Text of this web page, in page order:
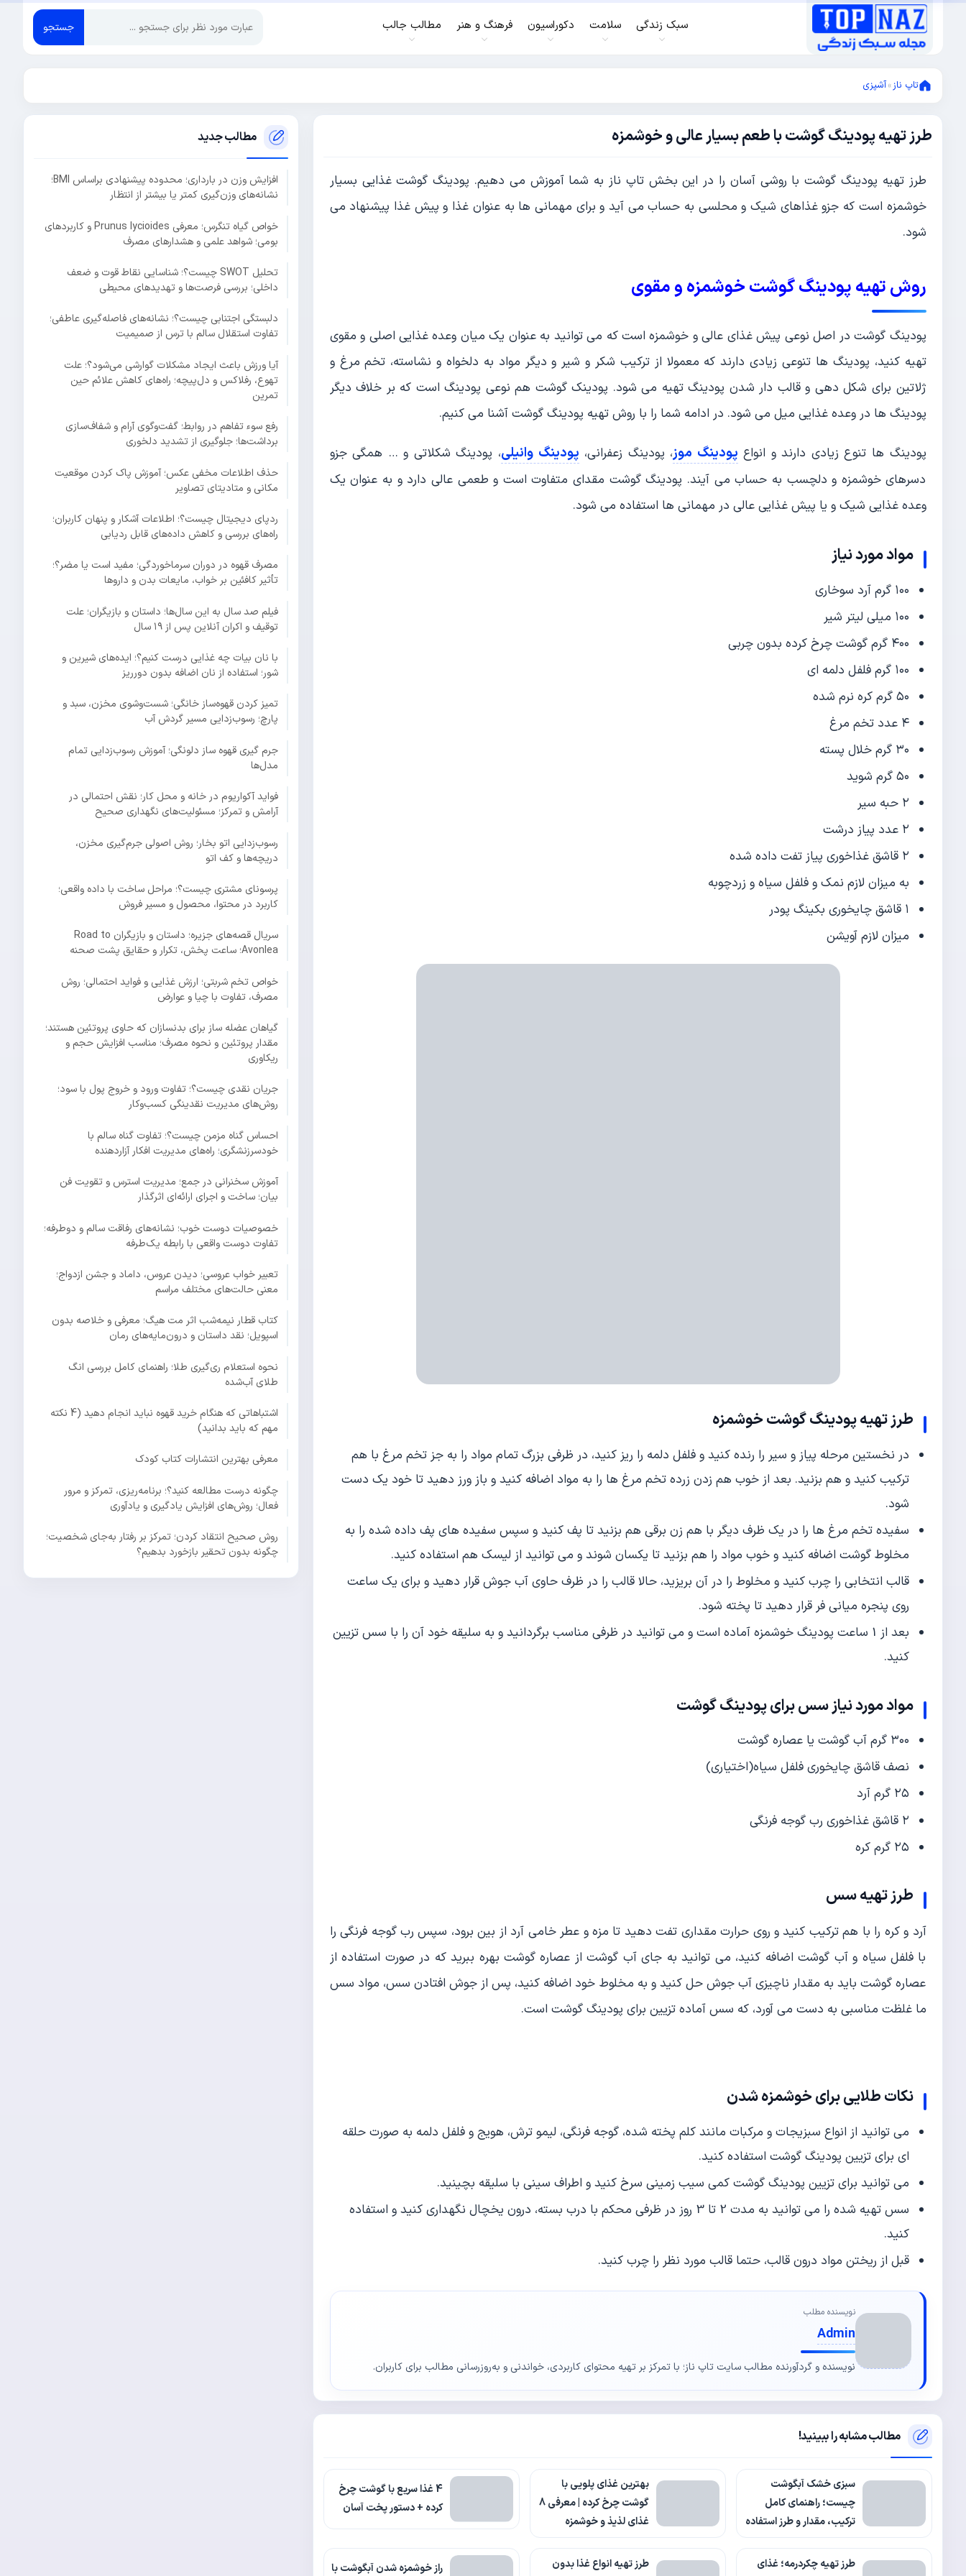
سبک زندگی سلامت دکوراسیون فرهنگ و هنر مطالب جالب جستجو
تاپ ناز»آشپزی
طرز تهیه پودینگ گوشت با طعم بسیار عالی و خوشمزه
می
2022
می
17,
2022
طرز تهیه پودینگ گوشت با روشی آسان را در این بخش تاپ ناز به شما آموزش می دهیم. پودینگ گوشت غذایی بسیار
خوشمزه است که جزو غذاهای شیک و محلسی به حساب می آید و برای مهمانی ها به عنوان غذا و پیش غذا پیشنهاد می
شود.
روش تهیه پودینگ گوشت خوشمزه و مقوی
پودینگ گوشت در اصل نوعی پیش غذای عالی و خوشمزه است که می توانید به عنوان یک میان وعده غذایی اصلی و مقوی
تهیه کنید، پودینگ ها تنوعی زیادی دارند که معمولا از ترکیب شکر و شیر و دیگر مواد به دلخواه و نشاسته، تخم مرغ و
ژلاتین برای شکل دهی و قالب دار شدن پودینگ تهیه می شود. پودینک گوشت هم نوعی پودینگ است که بر خلاف دیگر
پودینگ ها در وعده غذایی میل می شود. در ادامه شما را با روش تهیه پودینگ گوشت آشنا می کنیم.
پودینگ ها تنوع زیادی دارند و انواع پودینگ موز، پودینگ زعفرانی، پودینگ وانیلی، پودینگ شکلاتی و … همگی جزو
دسرهای خوشمزه و دلچسب به حساب می آیند. پودینگ گوشت مقدای متفاوت است و طعمی عالی دارد و به عنوان یک
وعده غذایی شیک و یا پیش غذایی عالی در مهمانی ها استفاده می شود.
مواد مورد نیاز
۱۰۰ گرم آرد سوخاری
۱۰۰ میلی لیتر شیر
۴۰۰ گرم گوشت چرخ کرده بدون چربی
۱۰۰ گرم فلفل دلمه ای
۵۰ گرم کره نرم شده
۴ عدد تخم مرغ
۳۰ گرم خلال پسته
۵۰ گرم شوید
۲ حبه سیر
۲ عدد پیاز درشت
۲ قاشق غذاخوری پیاز تفت داده شده
به میزان لازم نمک و فلفل سیاه و زردچوبه
۱ قاشق چایخوری بکینگ پودر
میزان لازم آویشن
طرز تهیه پودینگ گوشت خوشمزه
در نخستین مرحله پیاز و سیر را رنده کنید و فلفل دلمه را ریز کنید، در ظرفی بزرگ تمام مواد را به جز تخم مرغ با هم
ترکیب کنید و هم بزنید. بعد از خوب هم زدن زرده تخم مرغ ها را به مواد اضافه کنید و باز ورز دهید تا خود یک دست
شود.
سفیده تخم مرغ ها را در یک ظرف دیگر با هم زن برقی هم بزنید تا پف کنید و سپس سفیده های پف داده شده را به
مخلوط گوشت اضافه کنید و خوب مواد را هم بزنید تا یکسان شوند و می توانید از لیسک هم استفاده کنید.
قالب انتخابی را چرب کنید و مخلوط را در آن بریزید، حالا قالب را در ظرف حاوی آب جوش قرار دهید و برای یک ساعت
روی پنجره میانی فر قرار دهید تا پخته شود.
بعد از 1 ساعت پودینگ خوشمزه آماده است و می توانید در ظرفی مناسب برگردانید و به سلیقه خود آن را با سس تزیین
کنید.
مواد مورد نیاز سس برای پودینگ گوشت
۳۰۰ گرم آب گوشت یا عصاره گوشت
نصف قاشق چایخوری فلفل سیاه(اختیاری)
۲۵ گرم آرد
۲ قاشق غذاخوری رب گوجه فرنگی
۲۵ گرم کره
طرز تهیه سس
آرد و کره را با هم ترکیب کنید و روی حرارت مقداری تفت دهید تا مزه و عطر خامی آرد از بین برود، سپس رب گوجه فرنگی را
با فلفل سیاه و آب گوشت اضافه کنید، می توانید به جای آب گوشت از عصاره گوشت بهره ببرید که در صورت استفاده از
عصاره گوشت باید به مقدار ناچیزی آب جوش حل کنید و به مخلوط خود اضافه کنید، پس از جوش افتادن سس، مواد سس
ما غلظت مناسبی به دست می آورد، که سس آماده تزیین برای پودینگ گوشت است.
نکات طلایی برای خوشمزه شدن
می توانید از انواع سبزیجات و مرکبات مانند کلم پخته شده، گوجه فرنگی، لیمو ترش، هویج و فلفل دلمه به صورت حلقه
ای برای تزیین پودینگ گوشت استفاده کنید.
می توانید برای تزیین پودینگ گوشت کمی سیب زمینی سرخ کنید و اطراف سینی با سلیقه بچینید.
سس تهیه شده را می توانید به مدت 2 تا 3 روز در ظرفی محکم با درب بسته، درون یخچال نگهداری کنید و استفاده
کنید.
قبل از ریختن مواد درون قالب، حتما قالب مورد نظر را چرب کنید.
نویسنده مطلب
Admin
نویسنده و گردآورنده مطالب سایت تاپ ناز؛ با تمرکز بر تهیه محتوای کاربردی، خواندنی و به‌روزرسانی مطالب برای کاربران.
مطالب مشابه را ببینید!
سبزی خشک آبگوشت
چیست؛ راهنمای کامل
ترکیب، مقدار و طرز استفاده
بهترین غذای پلویی با
گوشت چرخ کرده | معرفی 8
غذای لذیذ و خوشمزه
4 غذا سریع با گوشت چرخ
کرده + دستور پخت آسان
طرز تهیه چکردرمه؛ غذای
طرز تهیه انواع غذا بدون
راز خوشمزه شدن آبگوشت با
مطالب جدید
افزایش وزن در بارداری؛ محدوده پیشنهادی براساس BMI؛
نشانه‌های وزن‌گیری کمتر یا بیشتر از انتظار
خواص گیاه تنگرس؛ معرفی Prunus lycioides و کاربردهای
بومی؛ شواهد علمی و هشدارهای مصرف
تحلیل SWOT چیست؟؛ شناسایی نقاط قوت و ضعف
داخلی؛ بررسی فرصت‌ها و تهدیدهای محیطی
دلبستگی اجتنابی چیست؟؛ نشانه‌های فاصله‌گیری عاطفی؛
تفاوت استقلال سالم با ترس از صمیمیت
آیا ورزش باعث ایجاد مشکلات گوارشی می‌شود؟؛ علت
تهوع، رفلاکس و دل‌پیچه؛ راه‌های کاهش علائم حین
تمرین
رفع سوء تفاهم در روابط؛ گفت‌وگوی آرام و شفاف‌سازی
برداشت‌ها؛ جلوگیری از تشدید دلخوری
حذف اطلاعات مخفی عکس؛ آموزش پاک کردن موقعیت
مکانی و متادیتای تصاویر
ردپای دیجیتال چیست؟؛ اطلاعات آشکار و پنهان کاربران؛
راه‌های بررسی و کاهش داده‌های قابل ردیابی
مصرف قهوه در دوران سرماخوردگی؛ مفید است یا مضر؟؛
تأثیر کافئین بر خواب، مایعات بدن و داروها
فیلم صد سال به این سال‌ها؛ داستان و بازیگران؛ علت
توقیف و اکران آنلاین پس از ۱۹ سال
با نان بیات چه غذایی درست کنیم؟؛ ایده‌های شیرین و
شور؛ استفاده از نان اضافه بدون دورریز
تمیز کردن قهوه‌ساز خانگی؛ شست‌وشوی مخزن، سبد و
پارچ؛ رسوب‌زدایی مسیر گردش آب
جرم گیری قهوه ساز دلونگی؛ آموزش رسوب‌زدایی تمام
مدل‌ها
فواید آکواریوم در خانه و محل کار؛ نقش احتمالی در
آرامش و تمرکز؛ مسئولیت‌های نگهداری صحیح
رسوب‌زدایی اتو بخار؛ روش اصولی جرم‌گیری مخزن،
دریچه‌ها و کف اتو
پرسونای مشتری چیست؟؛ مراحل ساخت با داده واقعی؛
کاربرد در محتوا، محصول و مسیر فروش
سریال قصه‌های جزیره؛ داستان و بازیگران Road to
Avonlea؛ ساعت پخش، تکرار و حقایق پشت صحنه
خواص تخم شربتی؛ ارزش غذایی و فواید احتمالی؛ روش
مصرف، تفاوت با چیا و عوارض
گیاهان عضله ساز برای بدنسازان که حاوی پروتئین هستند؛
مقدار پروتئین و نحوه مصرف؛ مناسب افزایش حجم و
ریکاوری
جریان نقدی چیست؟؛ تفاوت ورود و خروج پول با سود؛
روش‌های مدیریت نقدینگی کسب‌وکار
احساس گناه مزمن چیست؟؛ تفاوت گناه سالم با
خودسرزنشگری؛ راه‌های مدیریت افکار آزاردهنده
آموزش سخنرانی در جمع؛ مدیریت استرس و تقویت فن
بیان؛ ساخت و اجرای ارائه‌ای اثرگذار
خصوصیات دوست خوب؛ نشانه‌های رفاقت سالم و دوطرفه؛
تفاوت دوست واقعی با رابطه یک‌طرفه
تعبیر خواب عروسی؛ دیدن عروس، داماد و جشن ازدواج؛
معنی حالت‌های مختلف مراسم
کتاب قطار نیمه‌شب اثر مت هیگ؛ معرفی و خلاصه بدون
اسپویل؛ نقد داستان و درون‌مایه‌های رمان
نحوه استعلام ری‌گیری طلا؛ راهنمای کامل بررسی انگ
طلای آب‌شده
اشتباهاتی که هنگام خرید قهوه نباید انجام دهید (4 نکته
مهم که باید بدانید)
معرفی بهترین انتشارات کتاب کودک
چگونه درست مطالعه کنید؟؛ برنامه‌ریزی، تمرکز و مرور
فعال؛ روش‌های افزایش یادگیری و یادآوری
روش صحیح انتقاد کردن؛ تمرکز بر رفتار به‌جای شخصیت؛
چگونه بدون تحقیر بازخورد بدهیم؟